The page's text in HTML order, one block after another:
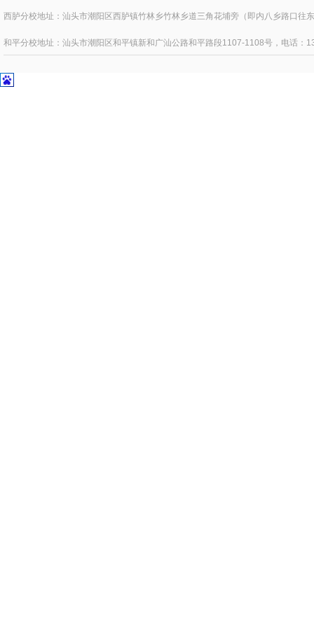
西胪分校地址：汕头市潮阳区西胪镇竹林乡竹林乡道三角花埔旁（即内八乡路口往
和平分校地址：汕头市潮阳区和平镇新和广汕公路和平路段1107-1108号，电话